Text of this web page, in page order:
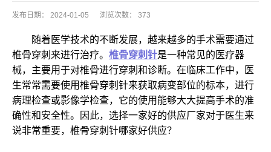
发布日期： 2024-01-05 浏览次数： 373
随着医学技术的不断发展，越来越多的手术需要通过
椎骨穿刺来进行治疗。 椎骨穿刺针是一种常见的医疗器
械，主要用于对椎骨进行穿刺和诊断。在临床工作中，医
生常常需要使用椎骨穿刺针来获取病变部位的标本，进行
病理检查或影像学检查，它的使用能够大大提高手术的准
确性和安全性。因此，选择一家好的供应厂家对于医生来
说非常重要，椎骨穿刺针哪家好供应？